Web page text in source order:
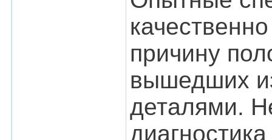
причину
вышедших
деталями.